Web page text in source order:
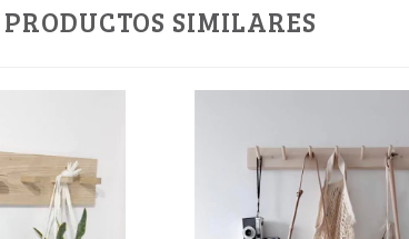
PRODUCTOS SIMILARES